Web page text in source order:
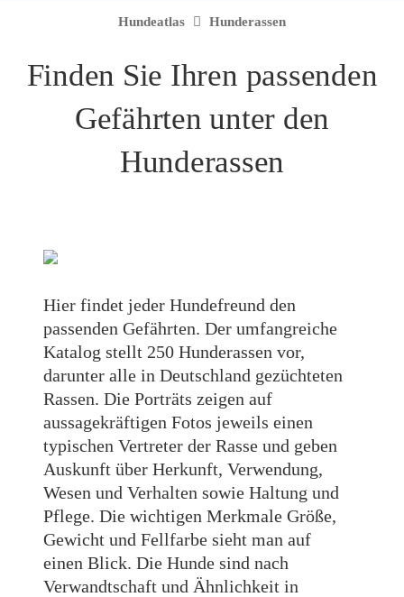
Hundeatlas Hunderassen
Finden Sie Ihren passenden
Gefährten unter den
Hunderassen
Hier findet jeder Hundefreund den
passenden Gefährten. Der umfangreiche
Katalog stellt 250 Hunderassen vor,
darunter alle in Deutschland gezüchteten
Rassen. Die Porträts zeigen auf
aussagekräftigen Fotos jeweils einen
typischen Vertreter der Rasse und geben
Auskunft über Herkunft, Verwendung,
Wesen und Verhalten sowie Haltung und
Pflege. Die wichtigen Merkmale Größe,
Gewicht und Fellfarbe sieht man auf
einen Blick. Die Hunde sind nach
Verwandtschaft und Ähnlichkeit in